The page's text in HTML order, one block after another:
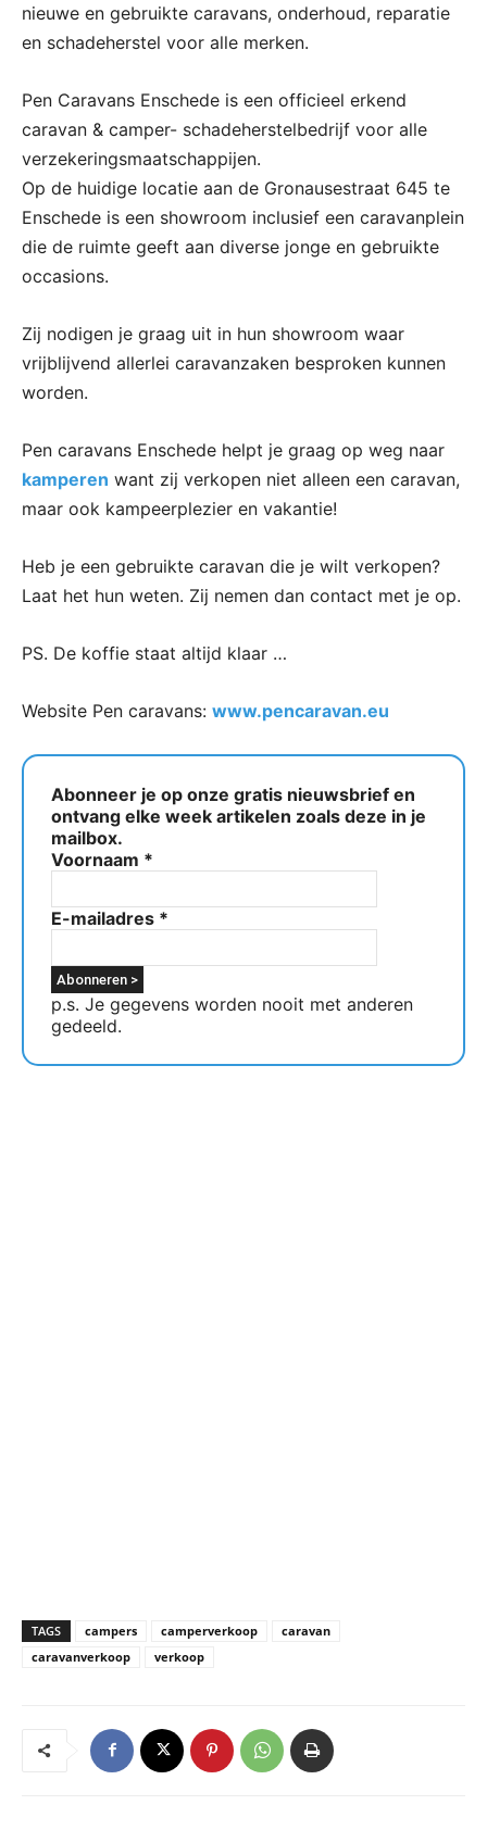
nieuwe en gebruikte caravans, onderhoud, reparatie
en schadeherstel voor alle merken.
Pen Caravans Enschede is een officieel erkend
caravan & camper- schadeherstelbedrijf voor alle
verzekeringsmaatschappijen.
Op de huidige locatie aan de Gronausestraat 645 te
Enschede is een showroom inclusief een caravanplein
die de ruimte geeft aan diverse jonge en gebruikte
occasions.
Zij nodigen je graag uit in hun showroom waar
vrijblijvend allerlei caravanzaken besproken kunnen
worden.
Pen caravans Enschede helpt je graag op weg naar
kamperen want zij verkopen niet alleen een caravan,
maar ook kampeerplezier en vakantie!
Heb je een gebruikte caravan die je wilt verkopen?
Laat het hun weten. Zij nemen dan contact met je op.
PS. De koffie staat altijd klaar …
Website Pen caravans: www.pencaravan.eu
Abonneer je op onze gratis nieuwsbrief en
ontvang elke week artikelen zoals deze in je
mailbox.
Voornaam *
E-mailadres *
p.s. Je gegevens worden nooit met anderen
gedeeld.
TAGS campers camperverkoop
caravan
caravanverkoop
verkoop